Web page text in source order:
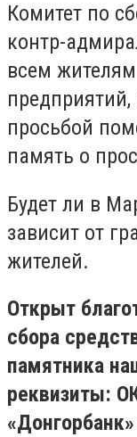
Комитет по
контр-
всем
просьбой
память о
Будет ли в
зависит от
жителей.
Открыт
сбора
памятника
реквизиты: